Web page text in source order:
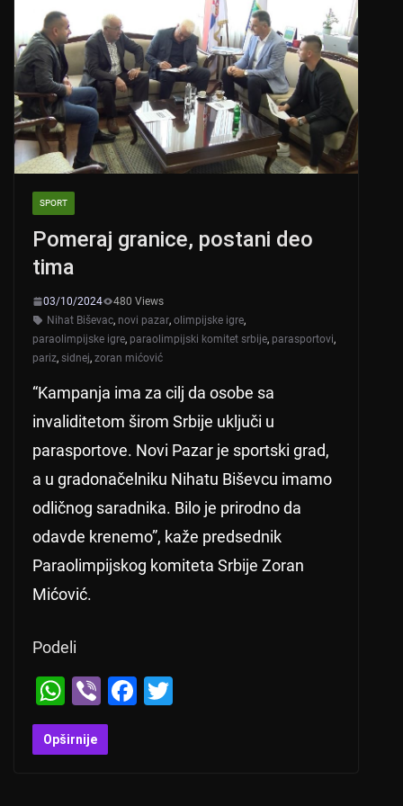
SPORT
Pomeraj granice, postani deo
tima
03/10/2024
480 Views
Nihat Biševac, novi pazar, olimpijske igre,
paraolimpijske igre, paraolimpijski komitet srbije, parasportovi,
pariz, sidnej, zoran mićović
“Kampanja ima za cilj da osobe sa
invaliditetom širom Srbije uključi u
parasportove. Novi Pazar je sportski grad,
a u gradonačelniku Nihatu Biševcu imamo
odličnog saradnika. Bilo je prirodno da
odavde krenemo”, kaže predsednik
Paraolimpijskog komiteta Srbije Zoran
Mićović.
Podeli
W
h
at
Vi
b
er
F
Opširnije